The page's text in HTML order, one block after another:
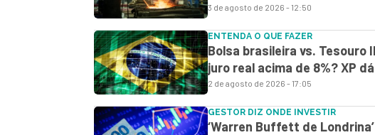
3 de agosto de 2026 - 12:50
ENTENDA O QUE FAZER
Bolsa brasileira vs. Tesouro
juro real acima de 8%? XP
2 de agosto de 2026 - 17:05
GESTOR DIZ ONDE INVESTIR
‘Warren Buffett de